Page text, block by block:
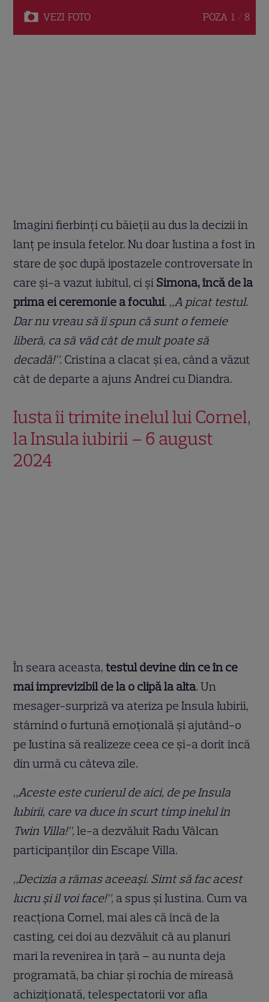
VEZI FOTO POZA 1 / 8
Imagini fierbinţi cu băieţii au dus la decizii în
lanţ pe insula fetelor. Nu doar Iustina a fost în
stare de şoc după ipostazele controversate în
care şi-a vazut iubitul, ci şi Simona, încă de la
prima ei ceremonie a focului. „A picat testul.
Dar nu vreau să îi spun că sunt o femeie
liberă, ca să văd cât de mult poate să
decadă!”. Cristina a clacat şi ea, când a văzut
cât de departe a ajuns Andrei cu Diandra.
Iusta îi trimite inelul lui Cornel,
la Insula iubirii – 6 august
2024
În seara aceasta,testul devine din ce în ce
mai imprevizibil de la o clipă la alta. Un
mesager-surpriză va ateriza pe Insula Iubirii,
stârnind o furtună emoţională şi ajutând-o
pe Iustina să realizeze ceea ce şi-a dorit încă
din urmă cu câteva zile.
„Aceste este curierul de aici, de pe Insula
Iubirii, care va duce în scurt timp inelul în
Twin Villa!”, le-a dezvăluit Radu Vâlcan
participanţilor din Escape Villa.
„Decizia a rămas aceeaşi. Simt să fac acest
lucru şi îl voi face!”, a spus şi Iustina. Cum va
reacţiona Cornel, mai ales că încă de la
casting, cei doi au dezvăluit că au planuri
mari la revenirea în ţară – au nunta deja
programată, ba chiar și rochia de mireasă
achiziţionată, telespectatorii vor afla